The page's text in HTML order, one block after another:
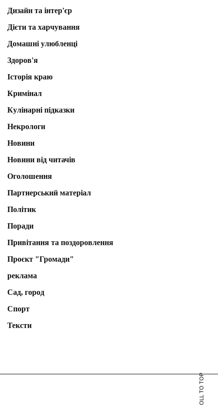
Дизайн та інтер'єр
Дієти та харчування
Домашні улюбленці
Здоров'я
Історія краю
Кримінал
Кулінарні підказки
Некрологи
Новини
Новини від читачів
Оголошення
Партнерський матеріал
Політик
Поради
Привітання та поздоровлення
Проєкт "Громади"
реклама
Сад, город
Спорт
Тексти
SCROLL TO TOP